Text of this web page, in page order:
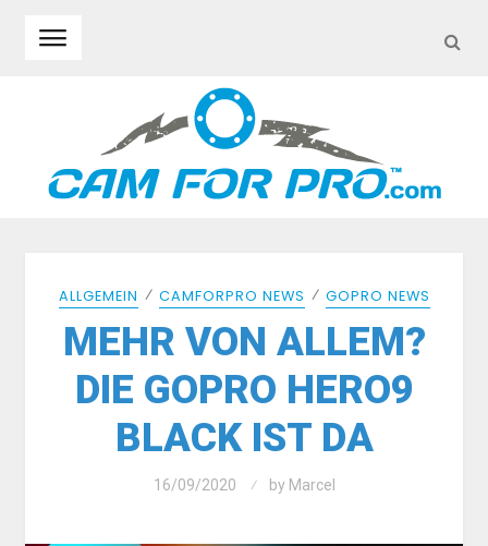
ALLGEMEIN ⁄ CAMFORPRO NEWS ⁄ GOPRO NEWS
MEHR VON ALLEM?
DIE GOPRO HERO9
BLACK IST DA
16/09/2020 by Marcel